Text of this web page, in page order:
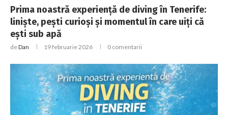
Prima noastră experiență de diving în Tenerife:
liniște, pești curioși și momentul în care uiți că
ești sub apă
deDan 19 februarie 2026 0 comentarii